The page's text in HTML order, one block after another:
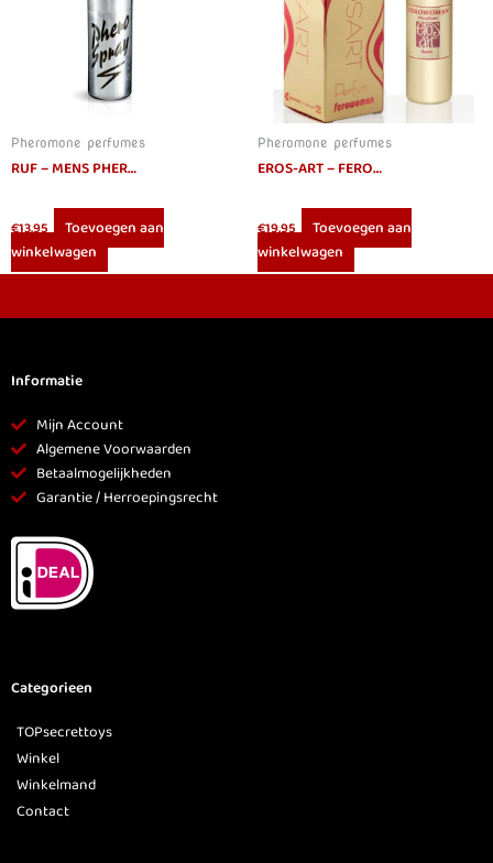
Pheromone perfumes
RUF – MENS PHEROMONES SPRAY 15ML
€13.95
Toevoegen aan
winkelwagen
Pheromone perfumes
EROS-ART – FEROWOMAN WOMEN PHEROMONES PERFUME 20 ML
€19.95
Toevoegen aan
winkelwagen
Informatie
Mijn Account
Algemene Voorwaarden
Betaalmogelijkheden
Garantie / Herroepingsrecht
Categorieen
TOPsecrettoys
Winkel
Winkelmand
Contact